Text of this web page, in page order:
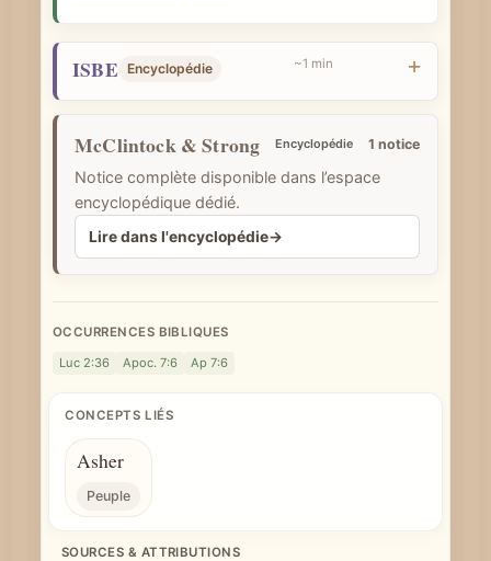
b
i
q
u
e
ISBE Encyclopédie ~1 min
McClintock & Strong Encyclopédie 1 notice
Notice complète disponible dans l’espace
encyclopédique dédié.
Lire dans l'encyclopédie→
OCCURRENCES BIBLIQUES
Luc 2:36
Apoc. 7:6 Ap 7:6
CONCEPTS LIÉS
Asher
Peuple
SOURCES & ATTRIBUTIONS